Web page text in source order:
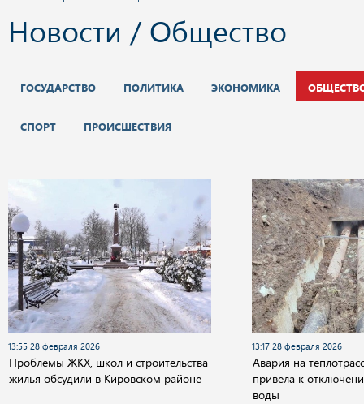
Новости / Общество
ГОСУДАРСТВО ПОЛИТИКА ЭКОНОМИКА
СПОРТ ПРОИСШЕСТВИЯ
13:55 28 февраля 2026
Проблемы ЖКХ, школ и строительства
жилья обсудили в Кировском районе
13:17 28 февраля 2026
Авария на
привела к
воды